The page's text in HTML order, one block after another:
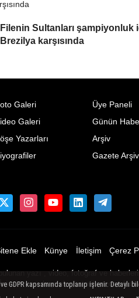
Filenin Sultanları şampiyonluk
Brezilya karşısında
Galeri
Galeri
Yazarları
Üye Paneli
Günün
Arşiv
Gazete
Ekle Künye İletişim Çerez
yazı , video, fotoğraf ve
İzinsiz veya kaynak gösterilemeden
kapsamında toplanıp işlenir.